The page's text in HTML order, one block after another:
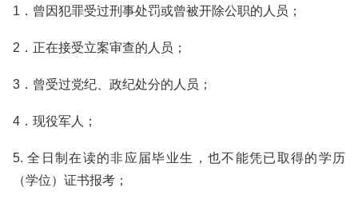
1．曾因犯罪受过刑事处罚或曾被开除公职的人员；
2．正在接受立案审查的人员；
3．曾受过党纪、政纪处分的人员；
4．现役军人；
5. 全日制在读的非应届毕业生，也不能凭已取得的学历
（学位）证书报考；